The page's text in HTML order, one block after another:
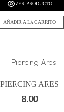
VER PRODUCTO
AÑADIR A LA CARRITO
PIERCING ARES
8.00